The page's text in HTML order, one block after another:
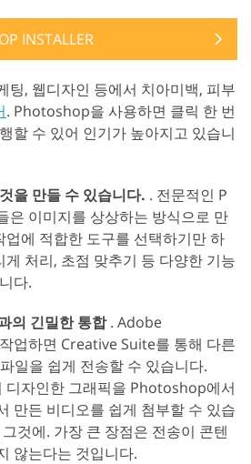
INSTALLER
팅, 웹디자인 등에서 치아미백, 피부
. Photoshop을 사용하면 클릭 한 번
할 수 있어 인기가 높아지고 있습니
을 만들 수 있습니다. . 전문적인 P
은 이미지를 상상하는 방식으로 만
업에 적합한 도구를 선택하기만 하
게 처리, 초점 맞추기 등 다양한 기능
다.
의 긴밀한 통합. Adobe
업하면 Creative Suite를 통해 다른
일을 쉽게 전송할 수 있습니다.
자인한 그래픽을 Photoshop에서
만든 비디오를 쉽게 첨부할 수 있습
그것에. 가장 큰 장점은 전송이 콘텐
않는다는 것입니다.